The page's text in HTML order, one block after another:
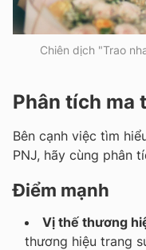
Chiên dịch "Trao
Phân tích ma
Bên cạnh việc tìm
PNJ, hãy cùng phân
Điểm mạnh
Vị thế thương
thương hiệu trang